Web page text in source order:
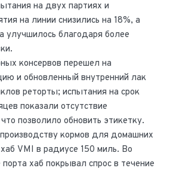
на двух партиях и
на линии снизились на 18%, а
улучшилось благодаря более
консервов перешел на
и обновленный внутренний лак
реторты; испытания на срок
показали отсутствие
позволило обновить этикетку.
кормов для домашних
VMI в радиусе 150 миль. Во
хаб покрывал спрос в течение